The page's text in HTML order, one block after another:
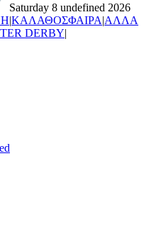
Saturday 8 undefined 2026
|ΚΑΛΑΘΟΣΦΑΙΡΑ|ΑΛΛΑ
DERBY|